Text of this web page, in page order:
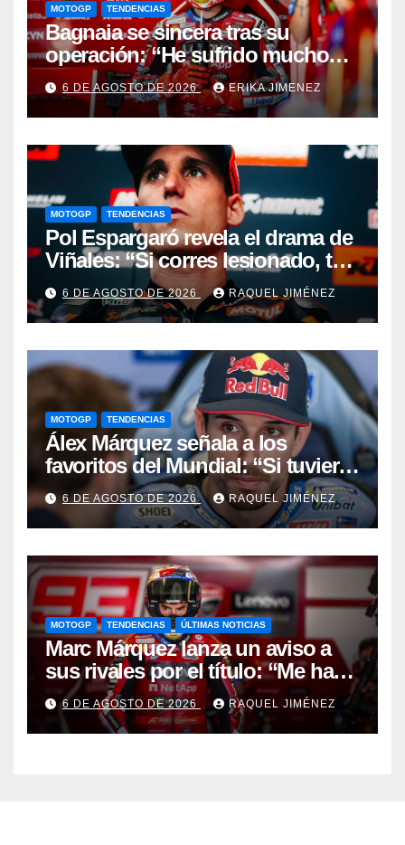
MOTOGP TENDENCIAS
Bagnaia se sincera tras su
operación: “He sufrido mucho
durante el último año y medio”
6 DE AGOSTO DE 2026 ERIKA JIMENEZ
MOTOGP TENDENCIAS
Pol Espargaró revela el drama de
Viñales: “Si corres lesionado, te
juzgan; si no corres,
desapareces”
6 DE AGOSTO DE 2026 RAQUEL JIMÉNEZ
MOTOGP TENDENCIAS
Álex Márquez señala a los
favoritos del Mundial: “Si tuviera
que apostar mi dinero, ya sabéis
por quién sería”
6 DE AGOSTO DE 2026 RAQUEL JIMÉNEZ
MOTOGP TENDENCIAS ÚLTIMAS NOTICIAS
Marc Márquez lanza un aviso a
sus rivales por el título: “Me han
dado una segunda oportunidad”
6 DE AGOSTO DE 2026 RAQUEL JIMÉNEZ